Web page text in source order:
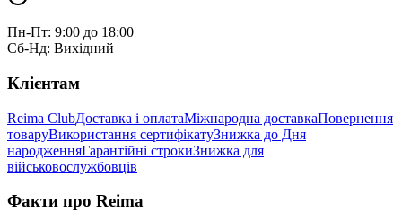
Пн-Пт: 9:00 до 18:00
Сб-Нд: Вихідний
Клієнтам
Reima ClubДоставка і оплатаМіжнародна доставкаПовернення
товаруВикористання сертифікатуЗнижка до Дня
народженняГарантійні строкиЗнижка для
військовослужбовців
Факти про Reima